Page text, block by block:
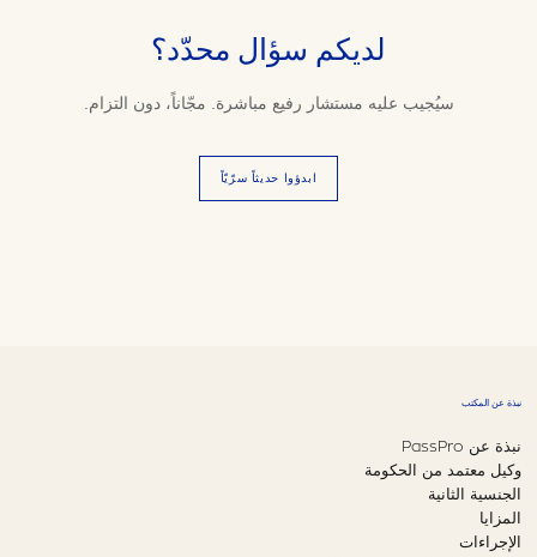
لديكم سؤال محدّد؟
سيُجيب عليه مستشار رفيع مباشرة. مجّاناً، دون التزام.
ابدؤوا حديثاً سرّيّاً
نبذة عن المكتب
نبذة عن PassPro
وكيل معتمد من الحكومة
الجنسية الثانية
المزايا
الإجراءات